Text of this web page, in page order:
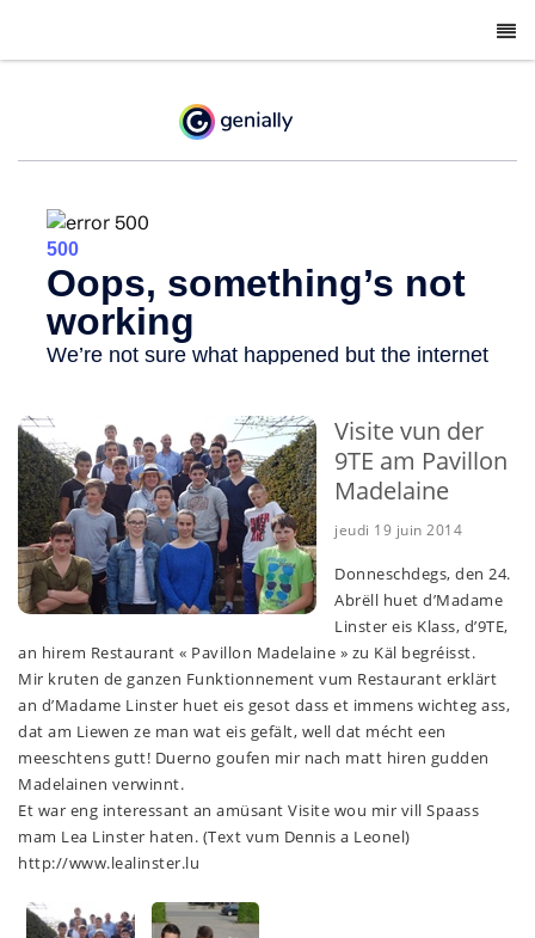
Visite vun der
9TE am Pavillon
Madelaine
jeudi 19 juin 2014
Donneschdegs, den 24.
Abrëll huet d’Madame
Linster eis Klass, d’9TE,
an hirem Restaurant « Pavillon Madelaine » zu Käl begréisst.
Mir kruten de ganzen Funktionnement vum Restaurant erklärt
an d’Madame Linster huet eis gesot dass et immens wichteg ass,
dat am Liewen ze man wat eis gefält, well dat mécht een
meeschtens gutt! Duerno goufen mir nach matt hiren gudden
Madelainen verwinnt.
Et war eng interessant an amüsant Visite wou mir vill Spaass
mam Lea Linster haten. (Text vum Dennis a Leonel)
http://www.lealinster.lu